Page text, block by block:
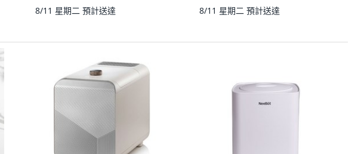
8/11 星期二 預計送達 8/11 星期二 預計送達